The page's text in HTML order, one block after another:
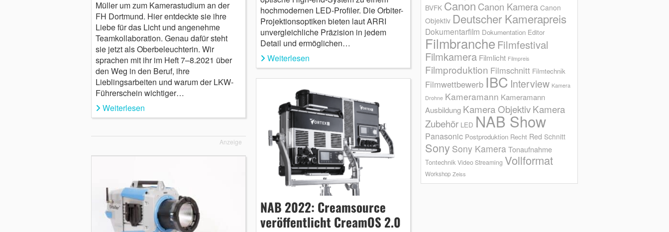
Müller um zum Kamerastudium an der
FH Dortmund. Hier entdeckte sie ihre
Liebe für das Licht und angenehme
Teamkollaboration. Genau dafür steht
sie jetzt als Oberbeleuchterin. Wir
sprachen mit ihr im Heft 7–8.2021 über
den Weg in den Beruf, ihre
Lieblingsarbeiten und warum der LKW-
Führerschein wichtiger…
Weiterlesen
Anzeige
hochmodernen LED-Profiler. Die Orbiter-
Projektionsoptiken bieten laut ARRI
unvergleichliche Präzision in jedem
Detail und ermöglichen…
Weiterlesen
NAB 2022: Creamsource
veröffentlicht CreamOS 2.0
BVFK Canon Canon Kamera Canon
Objektiv Deutscher Kamerapreis
Dokumentarfilm Dokumentation Editor
Filmbranche Filmfestival
Filmkamera Filmlicht Filmpreis
Filmproduktion Filmschnitt Filmtechnik
Filmwettbewerb IBC Interview Kamera
Drohne Kameramann Kameramann
Ausbildung Kamera ObjektivKamera
Zubehör LED NAB Show
Panasonic Postproduktion Recht Red Schnitt
Sony Sony KameraTonaufnahme
Tontechnik Video Streaming Vollformat
Workshop Zeiss